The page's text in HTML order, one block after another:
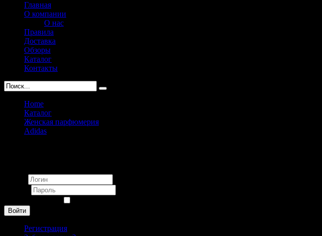
Главная
О компании
О нас
Правила
Доставка
Обзоры
Каталог
Контакты
Home
Каталог
Женская парфюмерия
Adidas
Войти
Регистрация